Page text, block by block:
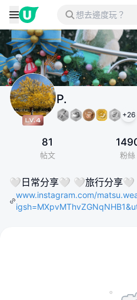
P.
+26
81
帖文 粉絲
🤍日常分享🤍 🤍旅行分享
www.instagram.com/